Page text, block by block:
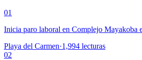
01
Inicia paro laboral en Complejo Mayakoba
Playa del Carmen·1,994 lecturas
02